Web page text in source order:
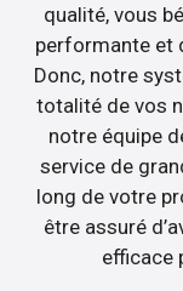
qualité, vous
performante et
Donc, notre
totalité de vos
notre équipe
service de
long de votre
être assuré
efficace